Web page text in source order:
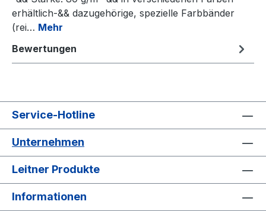
erhältlich-&& dazugehörige, spezielle Farbbänder
(rei… Mehr
Bewertungen
Service-Hotline
Unternehmen
Leitner Produkte
Informationen